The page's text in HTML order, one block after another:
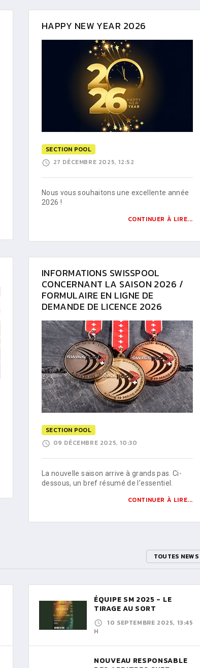
HAPPY NEW YEAR 2026
SECTION POOL
27 DÉCEMBRE 2025, 12:52
Nous vous souhaitons une excellente année
2026 !
CONTINUER À LIRE...
INFORMATIONS SWISSPOOL
CONCERNANT LA SAISON 2026 /
FORMULAIRE EN LIGNE DE
DEMANDE DE LICENCE 2026
SECTION POOL
09 DÉCEMBRE 2025, 10:30
La nouvelle saison arrive à grands pas. Ci-
dessous, un bref résumé de l’essentiel.
CONTINUER À LIRE...
TOUTES NEWS
ÉQUIPE SM 2025 - LE
TIRAGE AU SORT
10 SEPTEMBRE 2025, 13:45
H
NOUVEAU RESPONSABLE